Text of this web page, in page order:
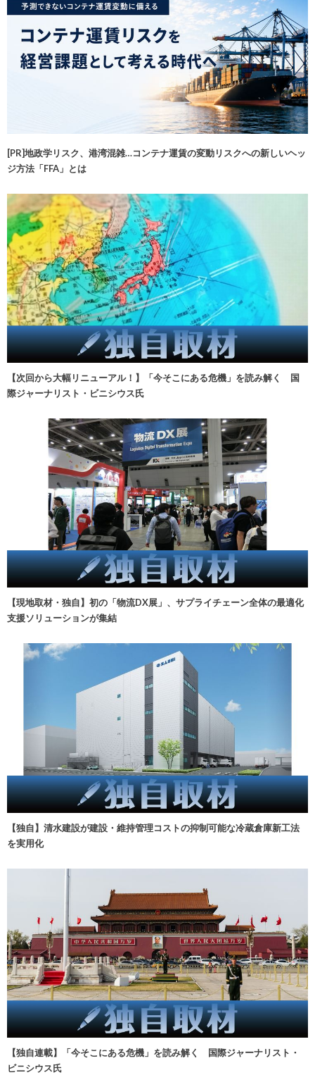
[PR]地政学リスク、港湾混雑…コンテナ運賃の変動リスクへの新しいヘッ
ジ方法「FFA」とは
【次回から大幅リニューアル！】「今そこにある危機」を読み解く 国
際ジャーナリスト・ビニシウス氏
【現地取材・独自】初の「物流DX展」、サプライチェーン全体の最適化
支援ソリューションが集結
【独自】清水建設が建設・維持管理コストの抑制可能な冷蔵倉庫新工法
を実用化
【独自連載】「今そこにある危機」を読み解く 国際ジャーナリスト・
ビニシウス氏